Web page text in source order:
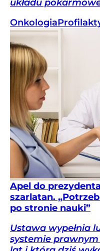
układu
Onkologia
Apel do
szarlatan.
po stronie nauki”
Ustawa wypełnia
systemie